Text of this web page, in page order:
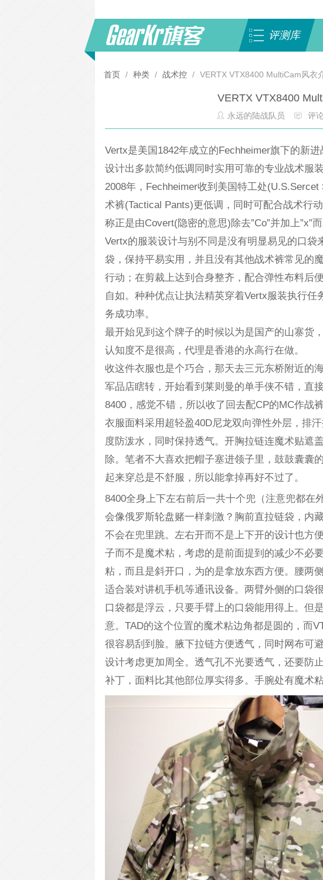
评测库
首页 / 种类 / 战术控 / VERTX VTX8400 MultiCam风衣
VERTX VTX8400
永远的陆战队员 评
Vertx是美国1842年成立的Fechheimer旗下的新
设计出多款简约低调同时实用可靠的专业战术服
2008年，Fechheimer收到美国特工处
术裤(Tactical Pants)更低调，同时可配合战术行
称正是由Covert(隐密的意思)除去”Co”并加上”x”而
Vertx的服装设计与别不同是没有明显易见的口
袋，保持平易实用，并且没有其他战术裤常见的
行动；在剪裁上达到合身整齐，配合弹性布料后
自如。种种优点让执法精英穿着Vertx服装执行
务成功率。
最开始见到这个牌子的时候以为是国产的山寨货
认知度不是很高，代理是香港的永高行在做。
收这件衣服也是个巧合，那天去三元东桥附近的
军品店瞎转，开始看到莱则曼的单手侠不错，直
8400，感觉不错，所以收了回去配CP的MC作战裤
衣服面料采用超轻盈40D尼龙双向弹性外层，排
度防泼水，同时保持透气。开胸拉链连魔术贴遮
除。笔者不大喜欢把帽子塞进领子里，鼓鼓囊囊
起来穿总是不舒服，所以能拿掉再好不过了。
8400全身上下左右前后一共十个兜（注意兜都在
会像俄罗斯轮盘赌一样刺激？胸前直拉链袋，内
不会在兜里跳。左右开而不是上下开的设计也方
子而不是魔术粘，考虑的是前面提到的减少不必
粘，而且是斜开口，为的是拿放东西方便。腰两
适合装对讲机手机等通讯设备。两臂外侧的口袋
口袋都是浮云，只要手臂上的口袋能用得上。但
意。TAD的这个位置的魔术粘边角都是圆的，而
很容易刮到脸。腋下拉链方便透气，同时网布可
设计考虑更加周全。透气孔不光要透气，还要防
补丁，面料比其他部位厚实得多。手腕处有魔术